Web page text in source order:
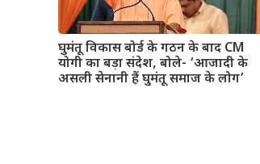
घुमंतू विकास बोर्ड के गठन के बाद CM
योगी का बड़ा संदेश, बोले- ‘आजादी के
असली सेनानी हैं घुमंतू समाज के लोग’